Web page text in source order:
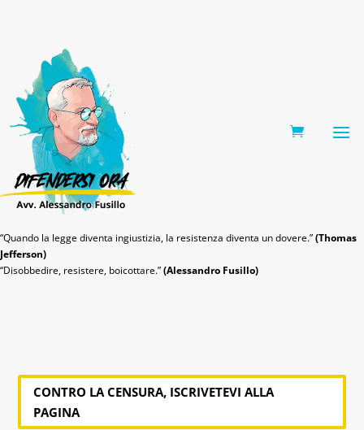
“Quando la legge diventa ingiustizia, la resistenza diventa un dovere.”(Thomas
Jefferson)
“Disobbedire, resistere, boicottare.”(Alessandro Fusillo)
CONTRO LA CENSURA, ISCRIVETEVI ALLA
PAGINA